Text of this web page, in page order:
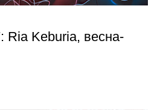
Ria Keburia, весна-